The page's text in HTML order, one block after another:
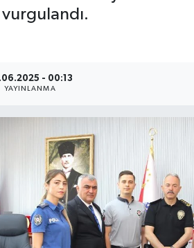
- 00:13
YAYINLANMA